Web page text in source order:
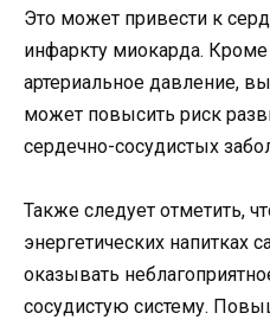
Это может привести к
инфаркту миокарда.
артериальное давление,
может повысить риск
сердечно-сосудистых
Также следует отметить,
энергетических напитках
оказывать
сосудистую систему.